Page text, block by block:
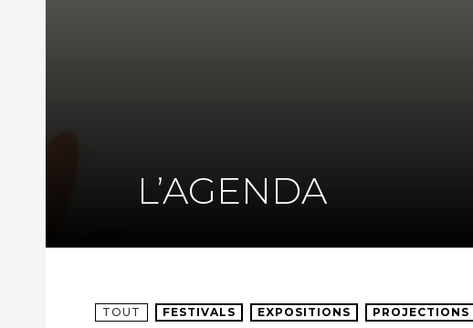
L’AGENDA
TOUT FESTIVALS EXPOSITIONS PROJECTIONS